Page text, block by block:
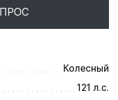
Колесный
121 л.с.